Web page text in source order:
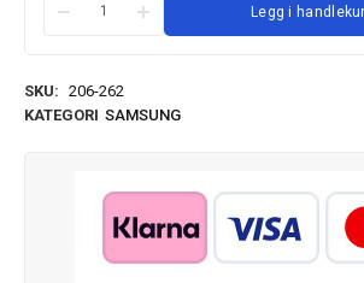
Legg i
SKU: 206-262
KATEGORI SAMSUNG